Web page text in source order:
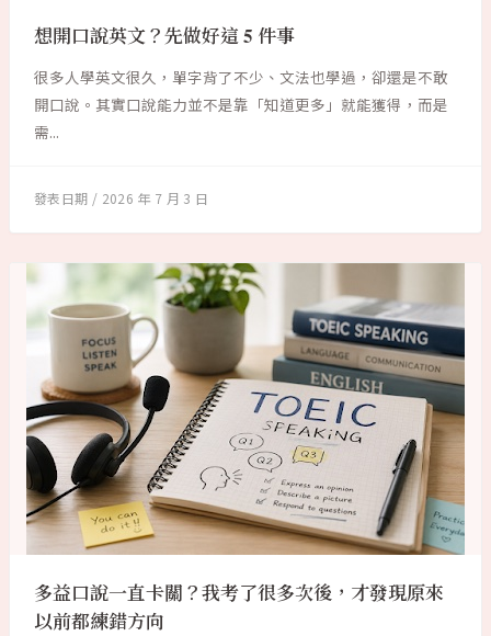
想開口說英文？先做好這 5 件事
很多人學英文很久，單字背了不少、文法也學過，卻還是不敢
開口說。其實口說能力並不是靠「知道更多」就能獲得，而是
需...
2026 年 7 月 3 日
多益口說一直卡關？我考了很多次後，才發現原來
以前都練錯方向